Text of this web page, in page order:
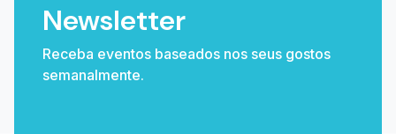
Newsletter
Receba eventos baseados nos seus gostos
semanalmente.